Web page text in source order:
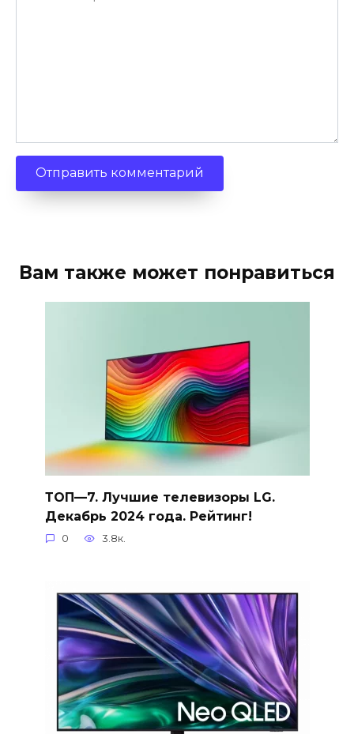
Вам также может понравиться
ТОП—7. Лучшие телевизоры LG.
Декабрь 2024 года. Рейтинг!
0 3.8к.